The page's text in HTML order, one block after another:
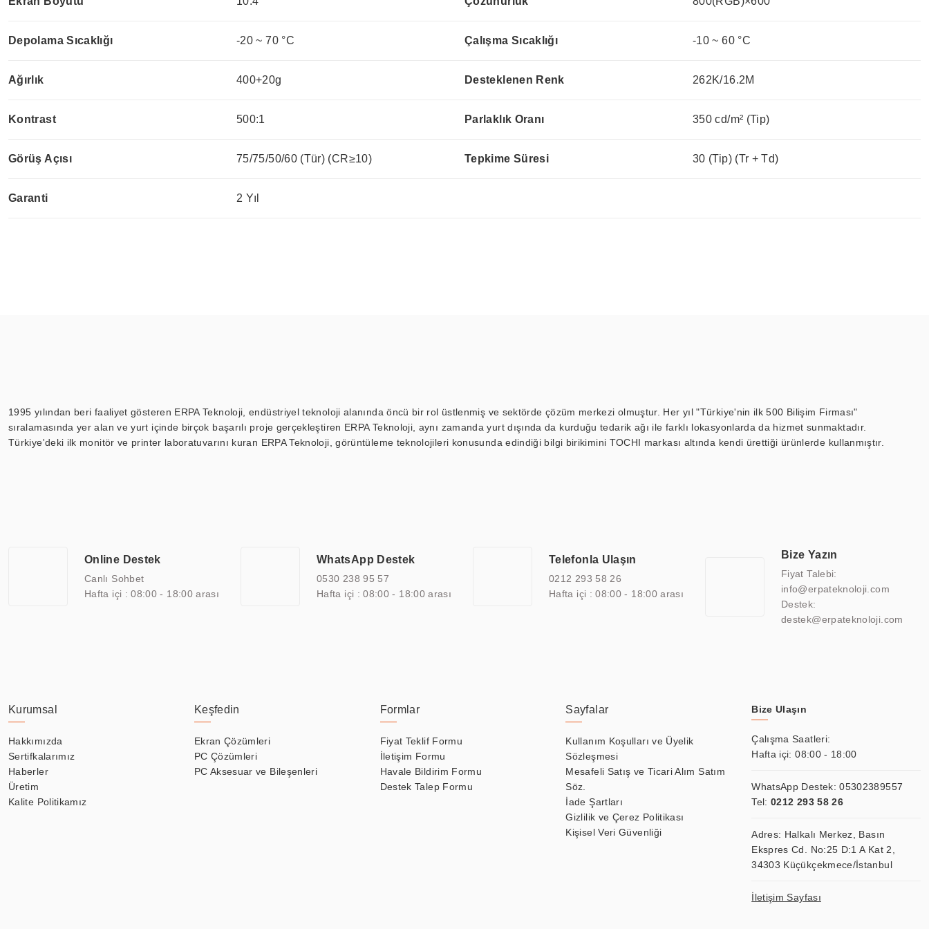
Depolama Sıcaklığı -20 ~ 70 °C Çalışma Sıcaklığı -10 ~ 60 °C
Ağırlık 400+20g Desteklenen Renk 262K/16.2M
Kontrast 500:1 Parlaklık Oranı 350 cd/m² (Tip)
Görüş Açısı 75/75/50/60 (Tür) (CR≥10) Tepkime Süresi 30 (Tip) (Tr + Td)
Garanti 2 Yıl
1995 yılından beri faaliyet gösteren ERPA Teknoloji, endüstriyel teknoloji alanında öncü bir rol üstlenmiş ve sektörde çözüm merkezi olmuştur. Her yıl "Türkiye'nin ilk 500 Bilişim Firması"
sıralamasında yer alan ve yurt içinde birçok başarılı proje gerçekleştiren ERPA Teknoloji, aynı zamanda yurt dışında da kurduğu tedarik ağı ile farklı lokasyonlarda da hizmet sunmaktadır.
Türkiye'deki ilk monitör ve printer laboratuvarını kuran ERPA Teknoloji, görüntüleme teknolojileri konusunda edindiği bilgi birikimini TOCHI markası altında kendi ürettiği ürünlerde kullanmıştır.
arasında yer almaktadır. ERPA Teknoloji, uluslararası standartlarda kalite belgelerine ve sertifikalara sahip olup, etik değerlere bağlı bir şekilde hareket etmektedir. Kaliteli ekipmanı, uzman kadroları,
yılların getirdiği bilgi ve tecrübe ile birleştiren ERPA Teknoloji, özel çözümleri ile iş ortaklarının öne çıkmasına ve sürekli gelişimine katkı sağlamaktadır.
Online Destek
Canlı Sohbet
Hafta içi : 08:00 - 18:00 arası
WhatsApp Destek
0530 238 95 57
Hafta içi : 08:00 - 18:00 arası
Telefonla Ulaşın
0212 293 58 26
Hafta içi : 08:00 - 18:00 arası
Bize Yazın
Fiyat Talebi:
info@erpateknoloji.com
Destek:
destek@erpateknoloji.com
Kurumsal
Hakkımızda
Sertifkalarımız
Haberler
Üretim
Kalite Politikamız
Keşfedin
Ekran Çözümleri
PC Çözümleri
PC Aksesuar ve Bileşenleri
Formlar
Fiyat Teklif Formu
İletişim Formu
Havale Bildirim Formu
Destek Talep Formu
Sayfalar
Kullanım Koşulları ve Üyelik
Sözleşmesi
Mesafeli Satış ve Ticari Alım Satım
Söz.
İade Şartları
Gizlilik ve Çerez Politikası
Kişisel Veri Güvenliği
Bize Ulaşın
Çalışma Saatleri:
Hafta içi: 08:00 - 18:00
WhatsApp Destek:05302389557
Tel: 0212 293 58 26
Adres: Halkalı Merkez, Basın
Ekspres Cd. No:25 D:1 A Kat 2,
34303 Küçükçekmece/İstanbul
İletişim Sayfası